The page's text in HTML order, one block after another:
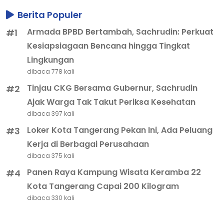
Berita Populer
#1
Armada BPBD Bertambah, Sachrudin: Perkuat
Kesiapsiagaan Bencana hingga Tingkat
Lingkungan
dibaca 778 kali
#2
Tinjau CKG Bersama Gubernur, Sachrudin
Ajak Warga Tak Takut Periksa Kesehatan
dibaca 397 kali
#3
Loker Kota Tangerang Pekan Ini, Ada Peluang
Kerja di Berbagai Perusahaan
dibaca 375 kali
#4
Panen Raya Kampung Wisata Keramba 22
Kota Tangerang Capai 200 Kilogram
dibaca 330 kali